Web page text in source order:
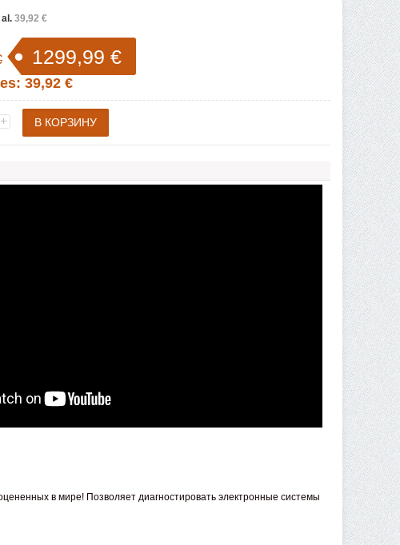
39,92 €
1299,99 €
39,92 €
в мире! Позволяет диагностировать электронные системы